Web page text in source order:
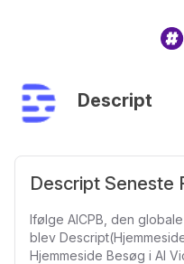
Descript
Descript Seneste
Ifølge AICPB, den
blev
Hjemmeside Besøg i AI